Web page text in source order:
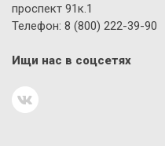
проспект 91к.1
Телефон: 8 (800) 222-39-90
Ищи нас в соцсетях